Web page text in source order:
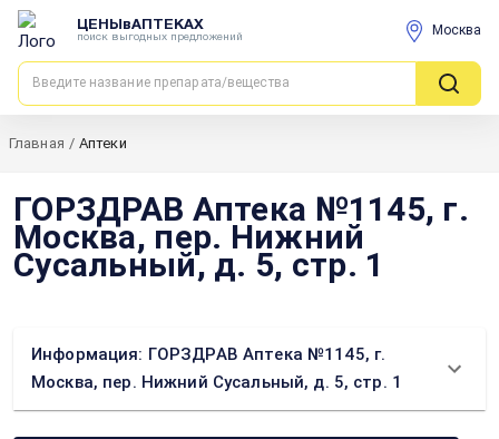
ЦЕНЫвАПТЕКАХ
поиск выгодных предложений Москва
Главная / Аптеки
ГОРЗДРАВ Аптека №1145, г.
Москва, пер. Нижний
Сусальный, д. 5, стр. 1
Информация: ГОРЗДРАВ Аптека №1145, г.
Москва, пер. Нижний Сусальный, д. 5, стр. 1